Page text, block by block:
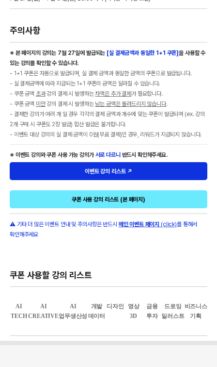
주의사항
※ 본 페이지의 강의는 7월 27일에 발급되는 [실 결제금액과 동일한 1+1 쿠폰]을 사용할 수
있는 강의를 확인할 수 있습니다.
- 1+1 쿠폰은 자동으로 발급되며, 실 결제 금액과 동일한 금액의 쿠폰으로 발급됩니다.
- 실 결제금액에 따라 지급되는 1+1 쿠폰의 금액은 달라질 수 있습니다.
- 쿠폰 금액 초과강의 결제 시 발생하는차액은 추가 결제가 필요합니다.
- 쿠폰 금액 미만강의 결제 시 발생하는 남는 금액은 돌려드리지 않습니다.
- 결제한 강의가 여러 개 일 경우 각각의 결제 금액과 개수에 맞는 쿠폰이 발급되며 (ex. 강의
2개 구매 시 쿠폰도 2장 발급) 합산 발급은 불가합니다.
- 이벤트 대상 강의의 실 결제 금액이 0원(무료 결제)인 경우, 리워드가 지급되지 않습니다.
※ 이벤트 강의와 쿠폰 사용 가능 강의가서로 다르니 반드시 확인해주세요.
이벤트 강의 리스트 ↗
쿠폰 사용 강의 리스트 (본 페이지)
⚠ 기타 더 많은 이벤트 안내 및 주의사항은 반드시 메인 이벤트 페이지 (click)를 통해서
확인해주세요
쿠폰 사용할 강의 리스트
AI
TECH
AI
CREATIVE
AI
업무생산성
개발
데이터
디자인
영상
3D
금융
투자
드로잉
일러스트
비즈니스
기획